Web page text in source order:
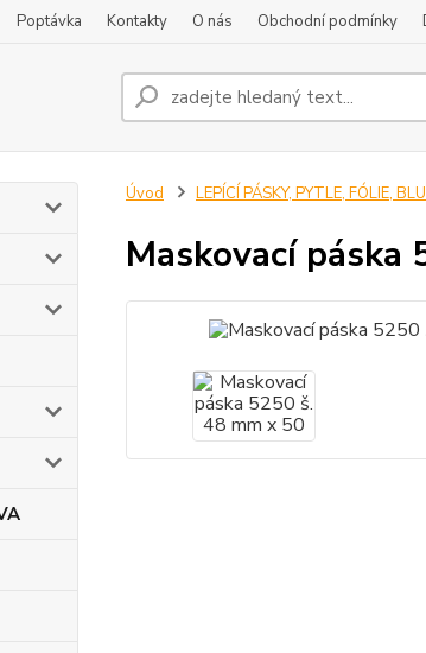
Poptávka Kontakty O nás Obchodní podmínky
Úvod LEPÍCÍ PÁSKY, PYTLE, FÓLIE,
Maskovací páska